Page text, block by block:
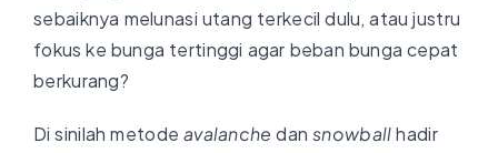
sebaiknya melunasi utang terkecil dulu, atau justru
fokus ke bunga tertinggi agar beban bunga cepat
berkurang?
Di sinilah metode avalanche dansnowballhadir